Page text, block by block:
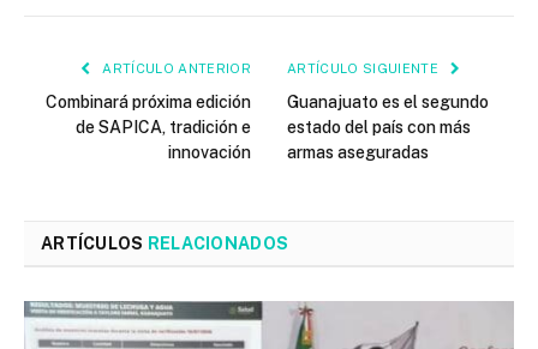
ARTÍCULO ANTERIOR
Combinará próxima edición
de SAPICA, tradición e
innovación
ARTÍCULO SIGUIENTE
Guanajuato es el segundo
estado del país con más
armas aseguradas
ARTÍCULOS RELACIONADOS